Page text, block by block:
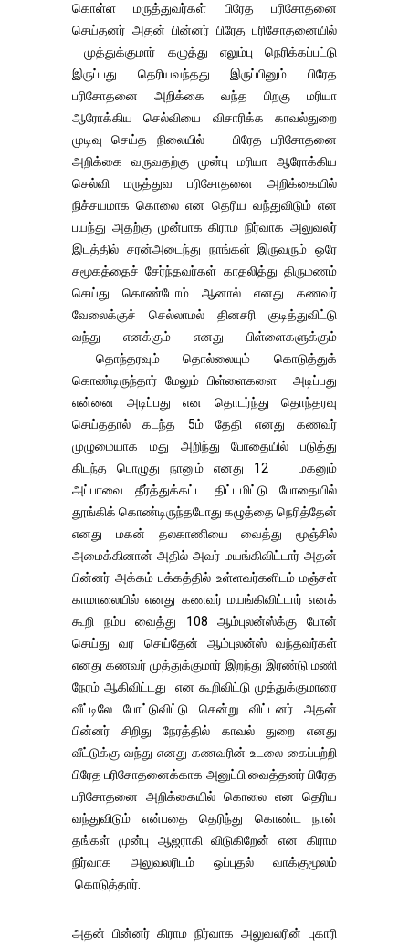
கொள்ள மருத்துவர்கள் பிரேத பரிசோதனை
செய்தனர் அதன் பின்னர் பிரேத பரிசோதனையில்
முத்துக்குமார் கழுத்து எலும்பு நெரிக்கப்பட்டு
இருப்பது தெரியவந்தது இருப்பினும் பிரேத
பரிசோதனை அறிக்கை வந்த பிறகு மரியா
ஆரோக்கிய செல்வியை விசாரிக்க காவல்துறை
முடிவு செய்த நிலையில் பிரேத பரிசோதனை
அறிக்கை வருவதற்கு முன்பு மரியா ஆரோக்கிய
செல்வி மருத்துவ பரிசோதனை அறிக்கையில்
நிச்சயமாக கொலை என தெரிய வந்துவிடும் என
பயந்து அதற்கு முன்பாக கிராம நிர்வாக அலுவலர்
இடத்தில் சரன்அடைந்து நாங்கள் இருவரும் ஒரே
சமூகத்தைச் சேர்ந்தவர்கள் காதலித்து திருமணம்
செய்து கொண்டோம் ஆனால் எனது கணவர்
வேலைக்குச் செல்லாமல் தினசரி குடித்துவிட்டு
வந்து எனக்கும் எனது பிள்ளைகளுக்கும்
தொந்தரவும் தொல்லையும் கொடுத்துக்
கொண்டிருந்தார் மேலும் பிள்ளைகளை அடிப்பது
என்னை அடிப்பது என தொடர்ந்து தொந்தரவு
செய்ததால் கடந்த 5ம் தேதி எனது கணவர்
முழுமையாக மது அறிந்து போதையில் படுத்து
கிடந்த பொழுது நானும் எனது 12 மகனும்
அப்பாவை தீர்த்துக்கட்ட திட்டமிட்டு போதையில்
தூங்கிக் கொண்டிருந்தபோது கழுத்தை நெரித்தேன்
எனது மகன் தலகாணியை வைத்து மூஞ்சில்
அமைக்கினான் அதில் அவர் மயங்கிவிட்டார் அதன்
பின்னர் அக்கம் பக்கத்தில் உள்ளவர்களிடம் மஞ்சள்
காமாலையில் எனது கணவர் மயங்கிவிட்டார் எனக்
கூறி நம்ப வைத்து 108 ஆம்புலன்ஸ்க்கு போன்
செய்து வர செய்தேன் ஆம்புலன்ஸ் வந்தவர்கள்
எனது கணவர் முத்துக்குமார் இறந்து இரண்டு மணி
நேரம் ஆகிவிட்டது என கூறிவிட்டு முத்துக்குமாரை
வீட்டிலே போட்டுவிட்டு சென்று விட்டனர் அதன்
பின்னர் சிறிது நேரத்தில் காவல் துறை எனது
வீட்டுக்கு வந்து எனது கணவரின் உடலை கைப்பற்றி
பிரேத பரிசோதனைக்காக அனுப்பி வைத்தனர் பிரேத
பரிசோதனை அறிக்கையில் கொலை என தெரிய
வந்துவிடும் என்பதை தெரிந்து கொண்ட நான்
தங்கள் முன்பு ஆஜராகி விடுகிறேன் என கிராம
நிர்வாக அலுவலரிடம் ஒப்புதல் வாக்குமூலம்
கொடுத்தார்.
அதன் பின்னர் கிராம நிர்வாக அலுவலரின் புகாரி